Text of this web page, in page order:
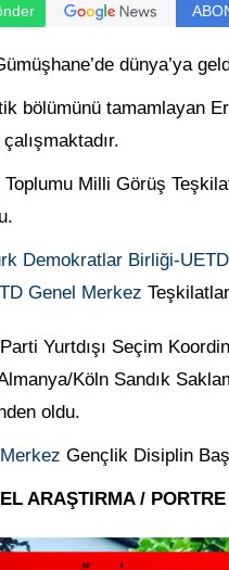
dünya’ya
bölümünü tamamlayan
Milli Görüş
Demokratlar Birliği-UETD
Genel Merkez
Yurtdışı Seçim
Köln Sandık
oldu.
Gençlik Disiplin
ARAŞTIRMA / PORTRE